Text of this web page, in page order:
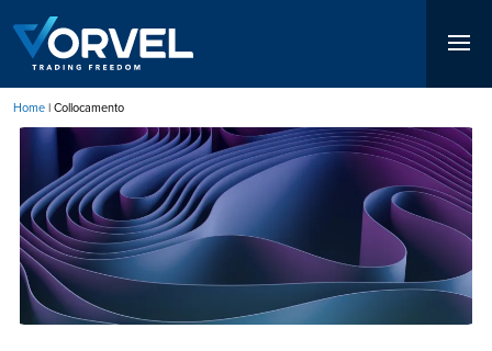
contenuto
principale
Briciole
pane
Home Collocamento
Immagine